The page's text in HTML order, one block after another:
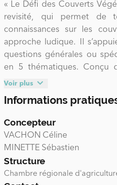
« Le Défi des Couverts
revisité, qui permet de
connaissances sur les
approche ludique. Il
questions générales ou
en 5 thématiques. Conçu
ADOPTAÉ, ce jeu favorise
facettes de cette pratique,
fondamentales jusqu’à des
Le principe est simple :
de la case d’arrivée
Voir plus
Informations
Concepteur
VACHON Céline
MINETTE Sébastien
Structure
Chambre régionale